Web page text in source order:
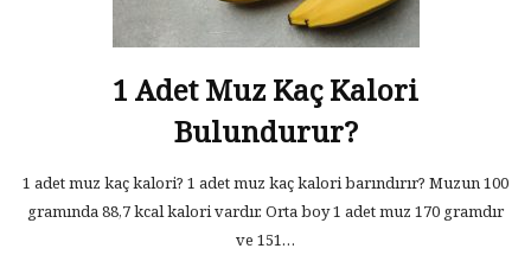
1 Adet Muz Kaç Kalori
Bulundurur?
1 adet muz kaç kalori? 1 adet muz kaç kalori barındırır? Muzun 100
gramında 88,7 kcal kalori vardır. Orta boy 1 adet muz 170 gramdır
ve 151…